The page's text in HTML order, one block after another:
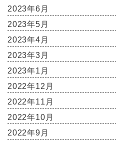
2023年6月
2023年5月
2023年4月
2023年3月
2023年1月
2022年12月
2022年11月
2022年10月
2022年9月